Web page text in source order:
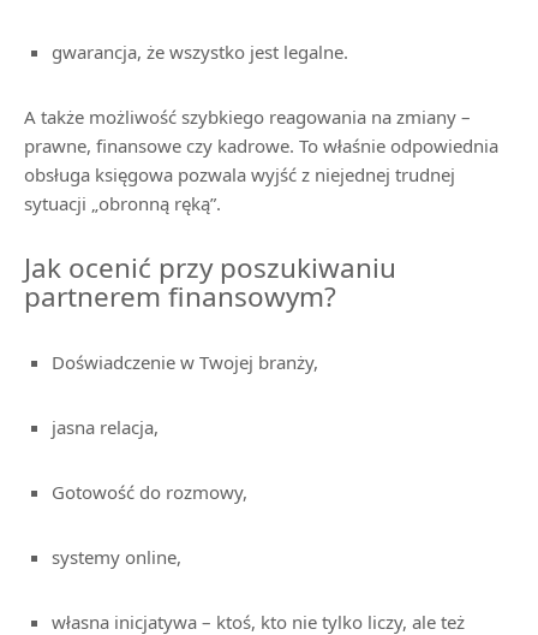
gwarancja, że wszystko jest legalne.
A także możliwość szybkiego reagowania na zmiany –
prawne, finansowe czy kadrowe. To właśnie odpowiednia
obsługa księgowa pozwala wyjść z niejednej trudnej
sytuacji „obronną ręką”.
Jak ocenić przy poszukiwaniu
partnerem finansowym?
Doświadczenie w Twojej branży,
jasna relacja,
Gotowość do rozmowy,
systemy online,
własna inicjatywa – ktoś, kto nie tylko liczy, ale też